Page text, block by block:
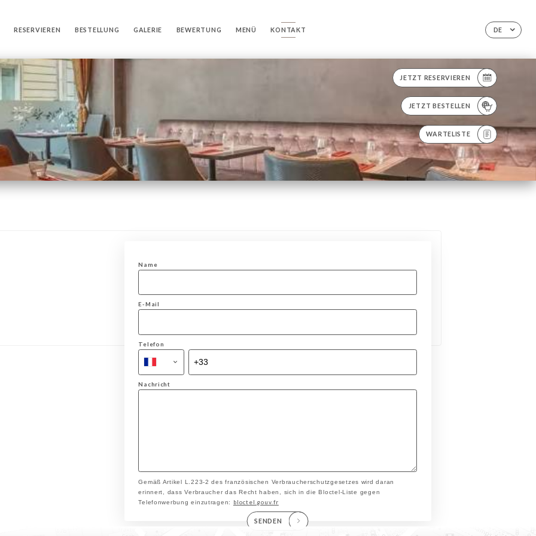
DE
RESERVIEREN BESTELLUNG GALERIE BEWERTUNG MENÜ KONTAKT
JETZT RESERVIEREN
JETZT BESTELLEN
WARTELISTE
Name
E-Mail
Telefon
Nachricht
Gemäß Artikel L.223-2 des französischen Verbraucherschutzgesetzes wird daran
erinnert, dass Verbraucher das Recht haben, sich in die Bloctel-Liste gegen
Telefonwerbung einzutragen:
bloctel.gouv.fr
SENDEN